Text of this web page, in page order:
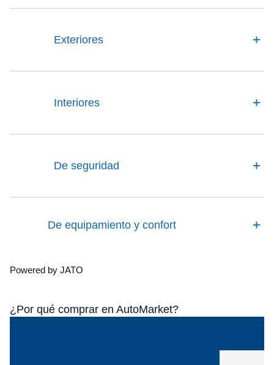
Exteriores
Interiores
De seguridad
De equipamiento y confort
Powered by JATO
¿Por qué comprar en AutoMarket?